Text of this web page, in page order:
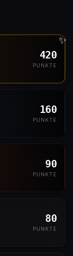
420
PUNKTE
✨
160
PUNKTE
90
PUNKTE
80
PUNKTE